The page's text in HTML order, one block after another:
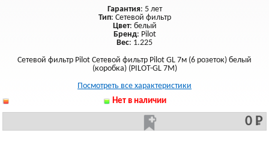
Гарантия: 5 лет
Тип: Сетевой фильтр
Цвет: белый
Бренд: Pilot
Вес: 1.225
Сетевой фильтр Pilot Сетевой фильтр Pilot GL 7м (6 розеток) белый
(коробка) (PILOT-GL 7M)
Посмотреть все характеристики
Нет в наличии
0 Р